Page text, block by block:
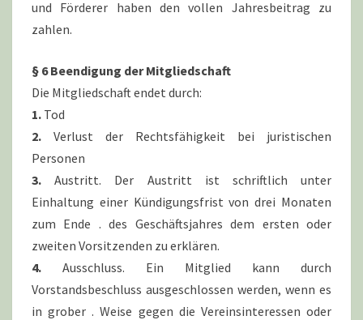
und Förderer haben den vollen Jahresbeitrag zu
zahlen.
§ 6 Beendigung der Mitgliedschaft
Die Mitgliedschaft endet durch:
1. Tod
2. Verlust der Rechtsfähigkeit bei juristischen
Personen
3. Austritt. Der Austritt ist schriftlich unter
Einhaltung einer Kündigungsfrist von drei Monaten
zum Ende . des Geschäftsjahres dem ersten oder
zweiten Vorsitzenden zu erklären.
4. Ausschluss. Ein Mitglied kann durch
Vorstandsbeschluss ausgeschlossen werden, wenn es
in grober . Weise gegen die Vereinsinteressen oder